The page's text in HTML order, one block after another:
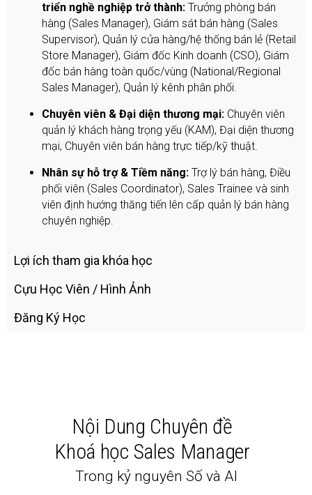
triển nghề nghiệp trở thành: Trưởng phòng bán
hàng (Sales Manager), Giám sát bán hàng (Sales
Supervisor), Quản lý cửa hàng/hệ thống bán lẻ (Retail
Store Manager), Giám đốc Kinh doanh (CSO), Giám
đốc bán hàng toàn quốc/vùng (National/Regional
Sales Manager), Quản lý kênh phân phối.
Chuyên viên & Đại diện thương mại: Chuyên viên
quản lý khách hàng trọng yếu (KAM), Đại diện thương
mại, Chuyên viên bán hàng trực tiếp/kỹ thuật.
Nhân sự hỗ trợ & Tiềm năng: Trợ lý bán hàng, Điều
phối viên (Sales Coordinator), Sales Trainee và sinh
viên định hướng thăng tiến lên cấp quản lý bán hàng
chuyên nghiệp.
Lợi ích tham gia khóa học
Cựu Học Viên / Hình Ảnh
Đăng Ký Học
Nội Dung Chuyên đề
Khoá học Sales Manager
Trong kỷ nguyên Số và AI